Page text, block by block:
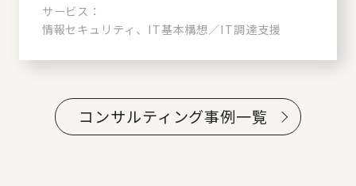
サービス：
情報セキュリティ、IT基本構想／IT調達支援
コンサルティング事例一覧